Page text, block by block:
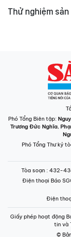
Thử nghiệm
Phó Tổng Biên tập:
Trương Đức Nghĩa,
Phó Tổng Thư ký
Tòa soạn : 432-
Điện thoại Báo
Điện
Giấy phép hoạt động
tin và
©